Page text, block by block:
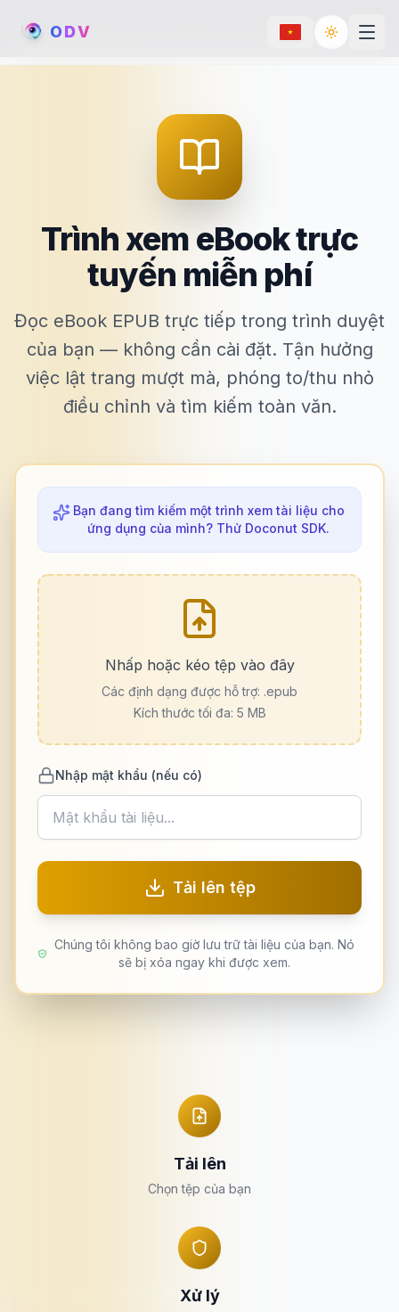
ODV Toggle
Trình xem eBook trực
tuyến miễn phí
Đọc eBook EPUB trực tiếp trong trình duyệt
của bạn — không cần cài đặt. Tận hưởng
việc lật trang mượt mà, phóng to/thu nhỏ
điều chỉnh và tìm kiếm toàn văn.
Bạn đang tìm kiếm một trình xem tài liệu cho
ứng dụng của mình? Thử Doconut SDK.
Nhấp hoặc kéo tệp vào đây
Các định dạng được hỗ trợ: .epub
Kích thước tối đa: 5 MB
Nhập mật khẩu (nếu có)
Tải lên tệp
Chúng tôi không bao giờ lưu trữ tài liệu của bạn. Nó
sẽ bị xóa ngay khi được xem.
Tải lên
Chọn tệp của bạn
Xử lý